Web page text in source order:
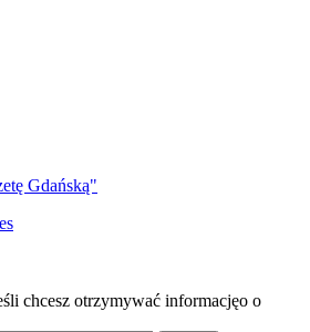
Gdańską"
chcesz otrzymywać informacjęo o